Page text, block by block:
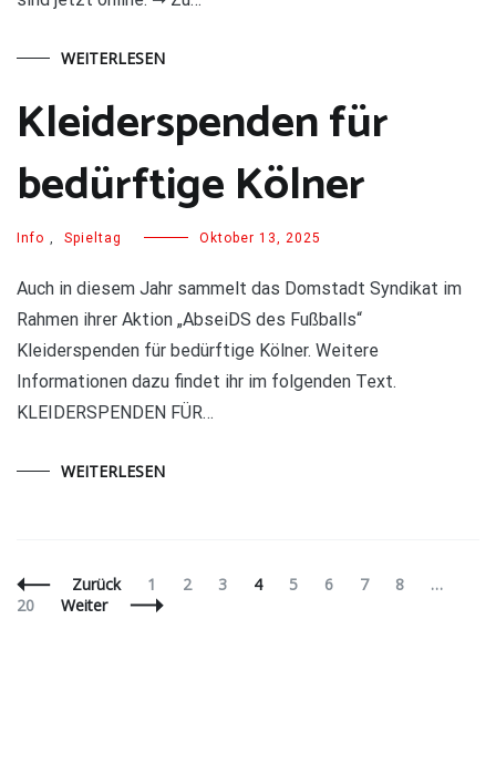
WEITERLESEN
Kleiderspenden für
bedürftige Kölner
Info , Spieltag Oktober 13, 2025
Auch in diesem Jahr sammelt das Domstadt Syndikat im
Rahmen ihrer Aktion „AbseiDS des Fußballs“
Kleiderspenden für bedürftige Kölner. Weitere
Informationen dazu findet ihr im folgenden Text.
KLEIDERSPENDEN FÜR…
WEITERLESEN
Beitragsnavigation
Zurück Seite
1 Seite
2 Seite
3 Seite
4 Seite
5 Seite
6 Seite
7 Seite
8 …
20
Weiter